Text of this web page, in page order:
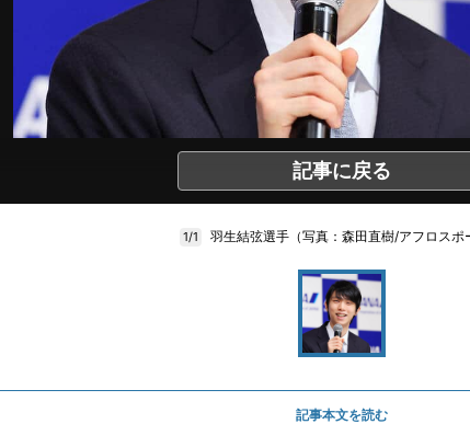
記事に戻る
1/1 羽生結弦選手（写真：森田直樹/アフロスポ
記事本文を読む